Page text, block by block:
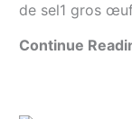
de sel1 gros
Continue